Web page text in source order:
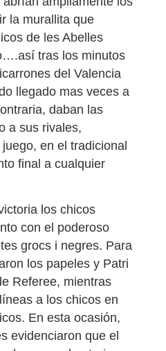
la murallita que
de les Abelles
tras los minutos
del Valencia
llegado mas veces a
daban las
a sus rivales,
en el tradicional
final a cualquier
los chicos
con el poderoso
grocs i negres. Para
los papeles y Patri
Referee, mientras
a los chicos en
En esta ocasión,
evidenciaron que el